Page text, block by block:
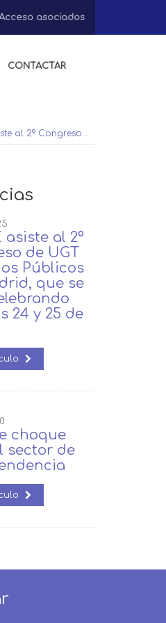
asociados
CONTACTAR
ASADE asiste al 2º Congreso de UGT Servicios Públicos de Madrid, que se está celebrando los días 24 y 25 de junio.
asiste al 2º
de UGT
Públicos
que se
24 y 25 de
choque
sector de